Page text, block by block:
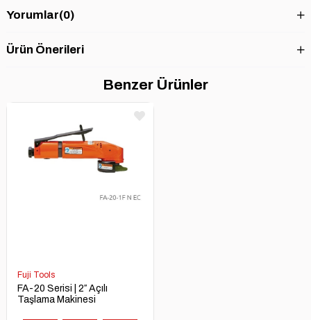
Yorumlar(0)
Ürün Önerileri
Benzer Ürünler
Fuji Tools
FA-20 Serisi | 2″ Açılı
Taşlama Makinesi